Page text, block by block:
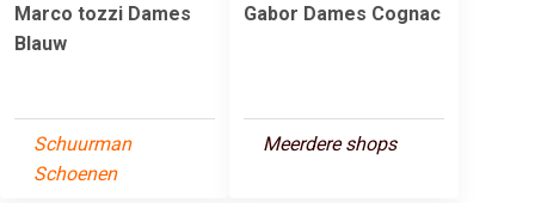
Marco tozzi Dames
Blauw
Schuurman
Schoenen
Gabor Dames Cognac
Meerdere shops